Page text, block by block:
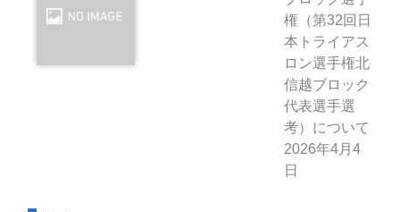
権（第32回日
本トライアス
ロン選手権北
信越ブロック
代表選手選
考）について
2026年4月4
日